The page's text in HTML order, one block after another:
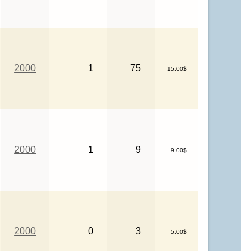
2000 1 75 15.00$
2000 1 9 9.00$
2000 0 3 5.00$